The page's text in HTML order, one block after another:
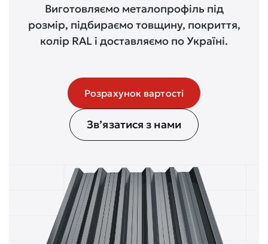
Виготовляємо металопрофіль під
розмір, підбираємо товщину, покриття,
колір RAL і доставляємо по Україні.
Розрахунок вартості
Зв’язатися з нами